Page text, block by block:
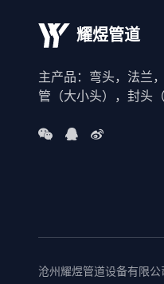
耀煜管道
主产品：弯头，法兰
管（大小头），封头
沧州耀煜管道设备有限公